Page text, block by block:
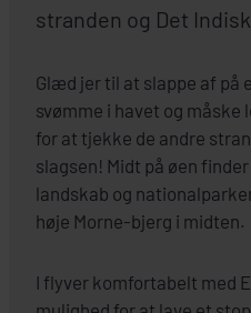
stranden og Det
Glæd jer til at slappe af på
svømme i havet og måske
for at tjekke de andre
slagsen! Midt på øen
landskab og
høje Morne-bjerg i midten.
I flyver komfortabelt med